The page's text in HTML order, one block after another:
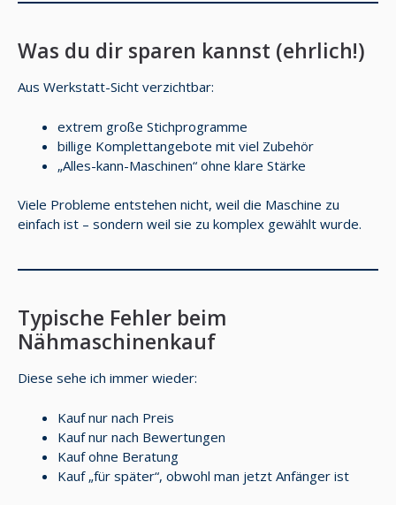
Was du dir sparen kannst (ehrlich!)
Aus Werkstatt-Sicht verzichtbar:
extrem große Stichprogramme
billige Komplettangebote mit viel Zubehör
„Alles-kann-Maschinen“ ohne klare Stärke
Viele Probleme entstehen nicht, weil die Maschine zu
einfach ist – sondern weil sie zu komplex gewählt wurde.
Typische Fehler beim
Nähmaschinenkauf
Diese sehe ich immer wieder:
Kauf nur nach Preis
Kauf nur nach Bewertungen
Kauf ohne Beratung
Kauf „für später“, obwohl man jetzt Anfänger ist